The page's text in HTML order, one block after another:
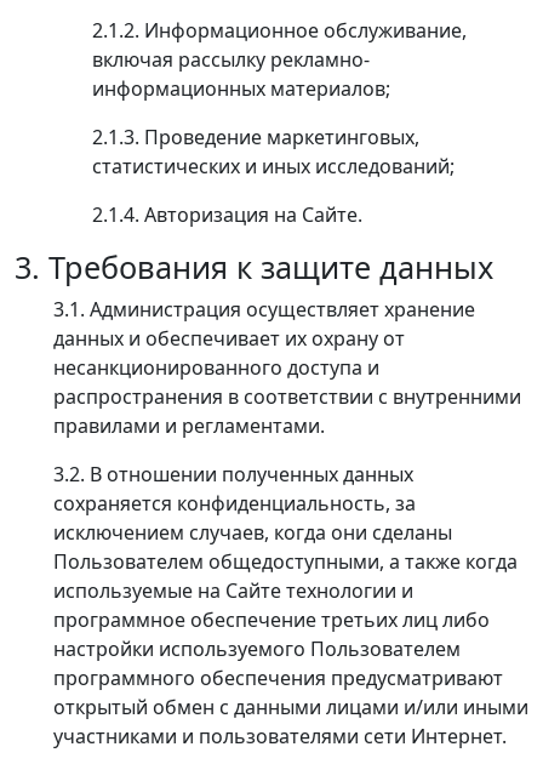
2.1.2. Информационное обслуживание,
включая рассылку рекламно-
информационных материалов;
2.1.3. Проведение маркетинговых,
статистических и иных исследований;
2.1.4. Авторизация на Сайте.
3. Требования к защите данных
3.1. Администрация осуществляет хранение
данных и обеспечивает их охрану от
несанкционированного доступа и
распространения в соответствии с внутренними
правилами и регламентами.
3.2. В отношении полученных данных
сохраняется конфиденциальность, за
исключением случаев, когда они сделаны
Пользователем общедоступными, а также когда
используемые на Сайте технологии и
программное обеспечение третьих лиц либо
настройки используемого Пользователем
программного обеспечения предусматривают
открытый обмен с данными лицами и/или иными
участниками и пользователями сети Интернет.